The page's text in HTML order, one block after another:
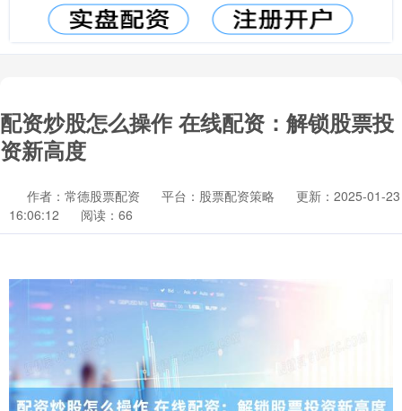
配资炒股怎么操作 在线配资：解锁股票投
资新高度
作者：常德股票配资 平台：股票配资策略
更新：2025-01-23
16:06:12
阅读：66